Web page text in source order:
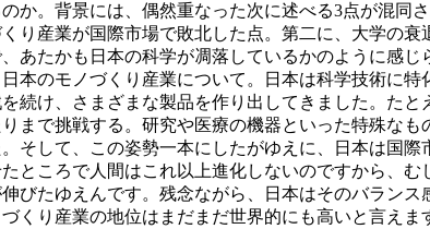
か。背景には、偶然重なった次に述べる3点が混同
り産業が国際市場で敗北した点。第二に、大学の
あたかも日本の科学が凋落しているかのように感
本のモノづくり産業について。日本は科学技術に
続け、さまざまな製品を作り出してきました。た
まで挑戦する。研究や医療の機器といった特殊な
そして、この姿勢一本にしたがゆえに、日本は国
ところで人間はこれ以上進化しないのですから、
びたゆえんです。残念ながら、日本はそのバランス
くり産業の地位はまだまだ世界的にも高いと言え